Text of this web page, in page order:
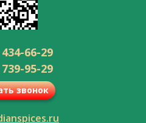
66-29
95-29
звонок